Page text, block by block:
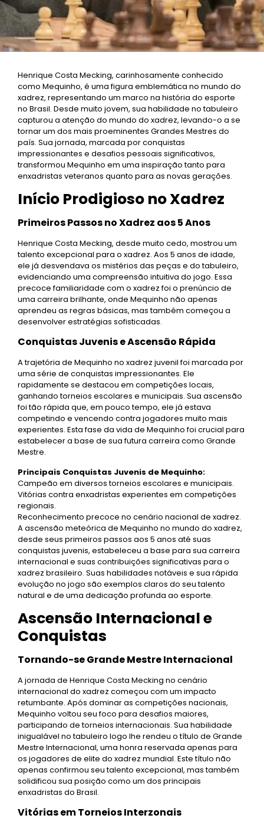
Henrique Costa Mecking, carinhosamente conhecido
como Mequinho, é uma figura emblemática no mundo do
xadrez, representando um marco na história do esporte
no Brasil. Desde muito jovem, sua habilidade no tabuleiro
capturou a atenção do mundo do xadrez, levando-o a se
tornar um dos mais proeminentes Grandes Mestres do
país. Sua jornada, marcada por conquistas
impressionantes e desafios pessoais significativos,
transformou Mequinho em uma inspiração tanto para
enxadristas veteranos quanto para as novas gerações.
Início Prodigioso no Xadrez
Primeiros Passos no Xadrez aos 5 Anos
Henrique Costa Mecking, desde muito cedo, mostrou um
talento excepcional para o xadrez. Aos 5 anos de idade,
ele já desvendava os mistérios das peças e do tabuleiro,
evidenciando uma compreensão intuitiva do jogo. Essa
precoce familiaridade com o xadrez foi o prenúncio de
uma carreira brilhante, onde Mequinho não apenas
aprendeu as regras básicas, mas também começou a
desenvolver estratégias sofisticadas.
Conquistas Juvenis e Ascensão Rápida
A trajetória de Mequinho no xadrez juvenil foi marcada por
uma série de conquistas impressionantes. Ele
rapidamente se destacou em competições locais,
ganhando torneios escolares e municipais. Sua ascensão
foi tão rápida que, em pouco tempo, ele já estava
competindo e vencendo contra jogadores muito mais
experientes. Esta fase da vida de Mequinho foi crucial para
estabelecer a base de sua futura carreira como Grande
Mestre.
Principais Conquistas Juvenis de Mequinho:
Campeão em diversos torneios escolares e municipais.
Vitórias contra enxadristas experientes em competições
regionais.
Reconhecimento precoce no cenário nacional de xadrez.
A ascensão meteórica de Mequinho no mundo do xadrez,
desde seus primeiros passos aos 5 anos até suas
conquistas juvenis, estabeleceu a base para sua carreira
internacional e suas contribuições significativas para o
xadrez brasileiro. Suas habilidades notáveis e sua rápida
evolução no jogo são exemplos claros do seu talento
natural e de uma dedicação profunda ao esporte.
Ascensão Internacional e
Conquistas
Tornando-se Grande Mestre Internacional
A jornada de Henrique Costa Mecking no cenário
internacional do xadrez começou com um impacto
retumbante. Após dominar as competições nacionais,
Mequinho voltou seu foco para desafios maiores,
participando de torneios internacionais. Sua habilidade
inigualável no tabuleiro logo lhe rendeu o título de Grande
Mestre Internacional, uma honra reservada apenas para
os jogadores de elite do xadrez mundial. Este título não
apenas confirmou seu talento excepcional, mas também
solidificou sua posição como um dos principais
enxadristas do Brasil.
Vitórias em Torneios Interzonais